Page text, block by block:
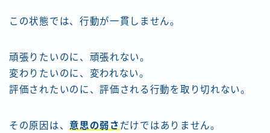
この状態では、行動が一貫しません。
頑張りたいのに、頑張れない。
変わりたいのに、変われない。
評価されたいのに、評価される行動を取り切れない。
その原因は、 意思の弱さ だけではありません。